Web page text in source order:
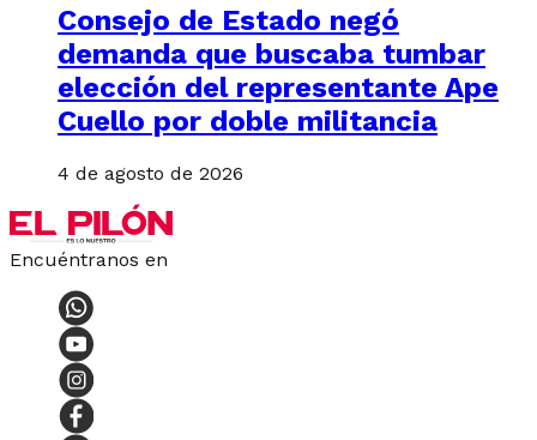
Consejo de Estado negó
demanda que buscaba tumbar
elección del representante Ape
Cuello por doble militancia
4 de agosto de 2026
Encuéntranos en